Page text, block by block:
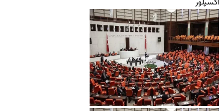
اکسپلور